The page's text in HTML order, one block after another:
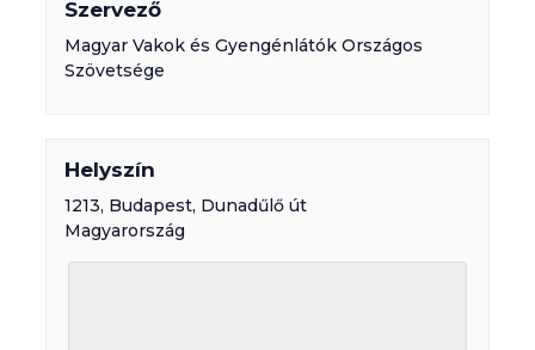
Szervező
Magyar Vakok és Gyengénlátók Országos
Szövetsége
Helyszín
1213, Budapest, Dunadűlő út
Magyarország